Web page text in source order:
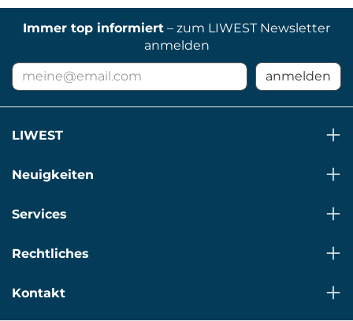
Immer top informiert – zum LIWEST Newsletter
anmelden
Mail
Adresse
anmelden
LIWEST
Neuigkeiten
Services
Rechtliches
Kontakt